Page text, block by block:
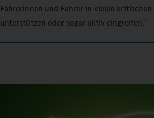
Fahrerinnen und Fahrer in vielen
unterstützen oder sogar aktiv eingreifen.2